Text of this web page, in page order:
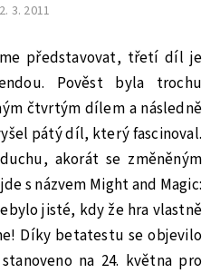
3. 2011
představovat, třetí díl je
Pověst byla trochu
čtvrtým dílem a následně
pátý díl, který fascinoval.
akorát se změněným
s názvem Might and Magic:
jisté, kdy že hra vlastně
Díky betatestu se objevilo
na 24. května pro